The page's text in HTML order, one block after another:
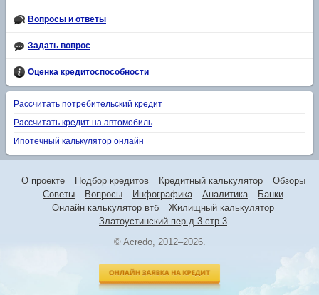
Вопросы и ответы
Задать вопрос
Оценка кредитоспособности
Рассчитать потребительский кредит
Рассчитать кредит на автомобиль
Ипотечный калькулятор онлайн
О проекте Подбор кредитов Кредитный калькулятор
Обзоры
Советы
Вопросы Инфографика Аналитика
Банки
Онлайн калькулятор втб
Жилищный калькулятор
Златоустинский пер д 3 стр 3
© Acredo, 2012–2026.